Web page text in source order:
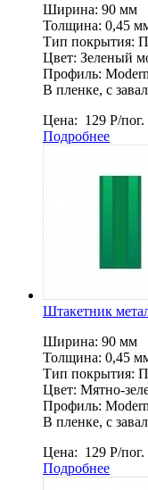
Ширина: 90 мм
Толщина: 0,45
Тип покрытия:
Цвет: Зеленый
Профиль: Мodern
В пленке, c
Цена: 129 Р/
Подробнее
Штакетник
Ширина: 90 мм
Толщина: 0,45
Тип покрытия:
Цвет: Мятно-
Профиль: Мodern
В пленке, c
Цена: 129 Р/
Подробнее